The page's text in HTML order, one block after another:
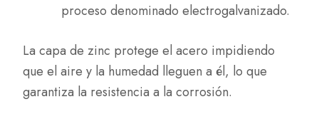
proceso denominado electrogalvanizado.
La capa de zinc protege el acero impidiendo
que el aire y la humedad lleguen a él, lo que
garantiza la resistencia a la corrosión.